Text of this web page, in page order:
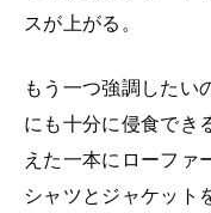
スが上がる。
もう一つ強調したい
にも十分に侵食でき
えた一本にローファ
シャツとジャケット